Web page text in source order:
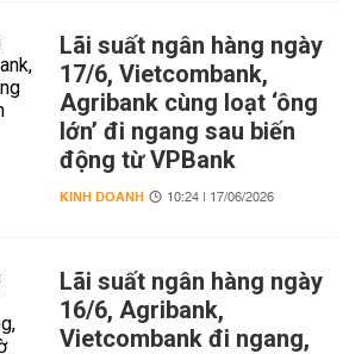
Lãi suất ngân hàng ngày
17/6, Vietcombank,
Agribank cùng loạt ‘ông
lớn’ đi ngang sau biến
động từ VPBank
KINH DOANH 10:24 | 17/06/2026
Lãi suất ngân hàng ngày
16/6, Agribank,
Vietcombank đi ngang,